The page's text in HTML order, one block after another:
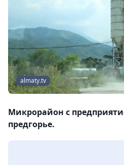
almaty.tv
Микрорайон с
предгорье.